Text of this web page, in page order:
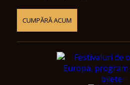
CUMPĂRĂ ACUM